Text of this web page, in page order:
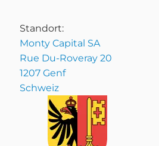
Standort:
Monty Capital SA
Rue Du-Roveray 20
1207 Genf
Schweiz